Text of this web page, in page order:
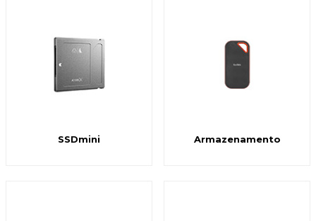
SSDmini Armazenamento